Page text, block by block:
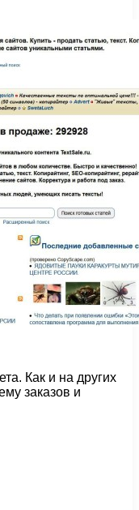
Как и на других
заказов и